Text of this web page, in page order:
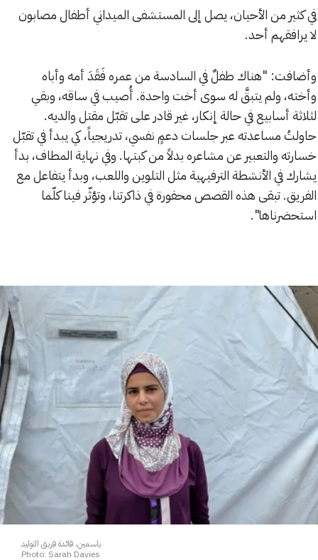
في كثير من الأحيان، يصل إلى المستشفى الميداني أطفال مصابون
لا يرافقهم أحد.
وأضافت: "هناك طفلٌ في السادسة من عمره فَقَدَ أمه وأباه
وأخته، ولم يتبقَّ له سوى أخت واحدة. أُصيب في ساقه، وبقي
لثلاثة أسابيع في حالة إنكار، غير قادر على تقبّل مقتل والديه.
حاولتُ مساعدته عبر جلسات دعمٍ نفسي، تدريجياً، كي يبدأ في تقبّل
خسارته والتعبير عن مشاعره بدلاً من كبتها. وفي نهاية المطاف، بدأ
يشارك في الأنشطة الترفيهية مثل التلوين واللعب، وبدأ يتفاعل مع
الفريق. تبقى هذه القصص محفورة في ذاكرتنا، وتؤثّر فينا كلّما
استحضرناها".
ياسمين، قائدة فريق التوليد
Photo: Sarah Davies